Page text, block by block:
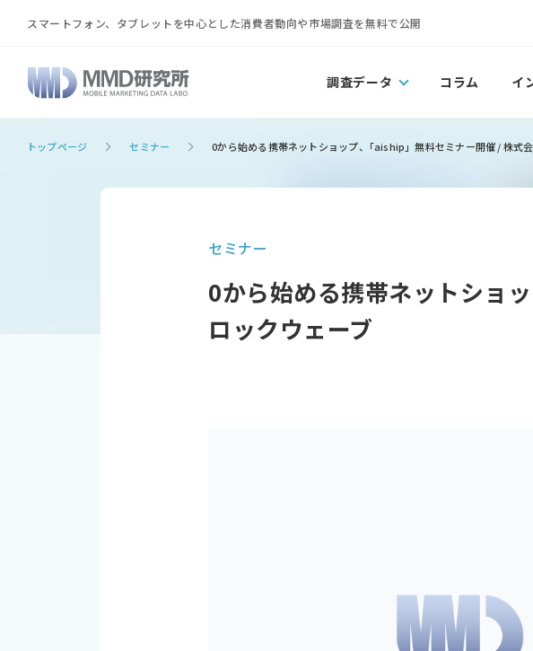
スマートフォン、タブレットを中心とした消費者動向や市場調査を無料で公開
調査データ コラム イ
トップページ セミナー 0から始める携帯ネットショップ、｢aiship」無料セミナー開催 / 株式
セミナー
0から始める携帯ネットショ
ロックウェーブ